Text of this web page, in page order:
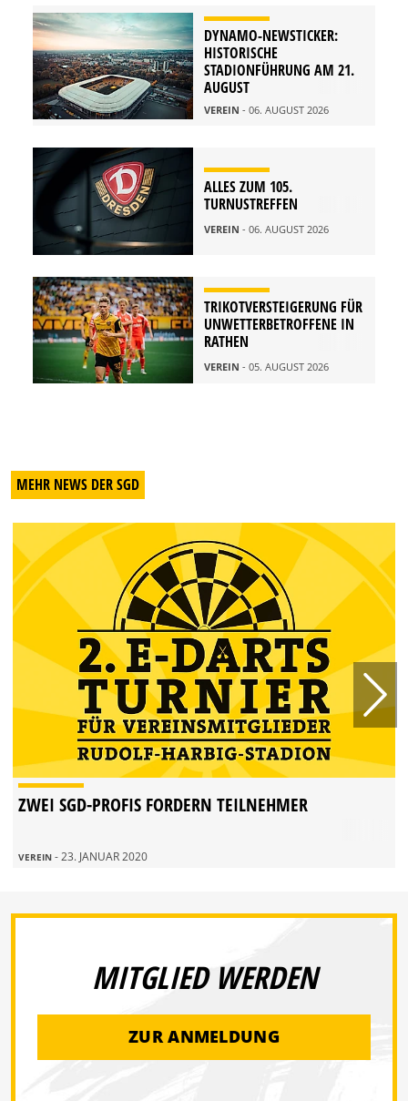
DYNAMO-NEWSTICKER:
HISTORISCHE
STADIONFÜHRUNG AM 21.
AUGUST
VEREIN - 06. AUGUST 2026
ALLES ZUM 105.
TURNUSTREFFEN
VEREIN - 06. AUGUST 2026
TRIKOTVERSTEIGERUNG FÜR
UNWETTERBETROFFENE IN
RATHEN
VEREIN - 05. AUGUST 2026
MEHR NEWS DER SGD
ZWEI SGD-PROFIS FORDERN TEILNEHMER
VEREIN - 23. JANUAR 2020
MITGLIED WERDEN
ZUR ANMELDUNG